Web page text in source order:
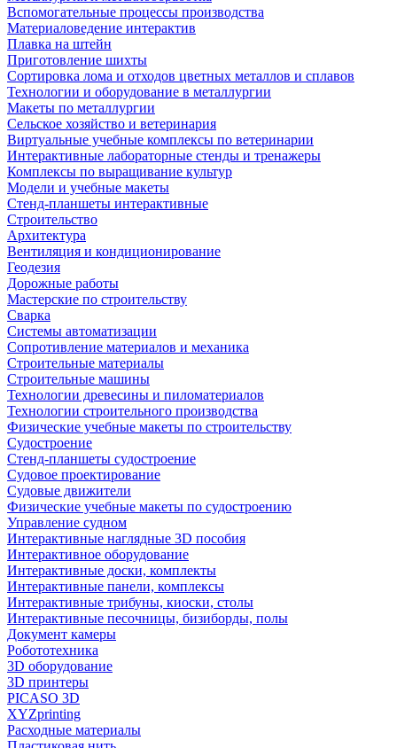
Вспомогательные процессы производства
Материаловедение интерактив
Плавка на штейн
Приготовление шихты
Сортировка лома и отходов цветных металлов и сплавов
Технологии и оборудование в металлургии
Макеты по металлургии
Сельское хозяйство и ветеринария
Виртуальные учебные комплексы по ветеринарии
Интерактивные лабораторные стенды и тренажеры
Комплексы по выращивание культур
Модели и учебные макеты
Стенд-планшеты интерактивные
Строительство
Архитектура
Вентиляция и кондиционирование
Геодезия
Дорожные работы
Мастерские по строительству
Сварка
Системы автоматизации
Сопротивление материалов и механика
Строительные материалы
Строительные машины
Технологии древесины и пиломатериалов
Технологии строительного производства
Физические учебные макеты по строительству
Судостроение
Стенд-планшеты судостроение
Судовое проектирование
Судовые движители
Физические учебные макеты по судостроению
Управление судном
Интерактивные наглядные 3D пособия
Интерактивное оборудование
Интерактивные доски, комплекты
Интерактивные панели, комплексы
Интерактивные трибуны, киоски, столы
Интерактивные песочницы, бизиборды, полы
Документ камеры
Робототехника
3D оборудование
3D принтеры
PICASO 3D
XYZprinting
Расходные материалы